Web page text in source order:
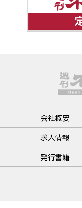
会社概要
求人情報
発行書籍